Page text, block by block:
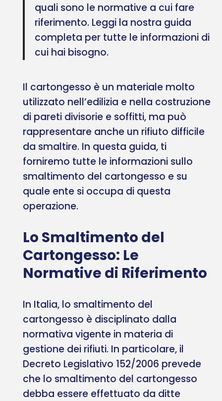
quali sono le normative a cui fare
riferimento. Leggi la nostra guida
completa per tutte le informazioni di
cui hai bisogno.
Il cartongesso è un materiale molto
utilizzato nell’edilizia e nella costruzione
di pareti divisorie e soffitti, ma può
rappresentare anche un rifiuto difficile
da smaltire. In questa guida, ti
forniremo tutte le informazioni sullo
smaltimento del cartongesso e su
quale ente si occupa di questa
operazione.
Lo Smaltimento del
Cartongesso: Le
Normative di Riferimento
In Italia, lo smaltimento del
cartongesso è disciplinato dalla
normativa vigente in materia di
gestione dei rifiuti. In particolare, il
Decreto Legislativo 152/2006 prevede
che lo smaltimento del cartongesso
debba essere effettuato da ditte